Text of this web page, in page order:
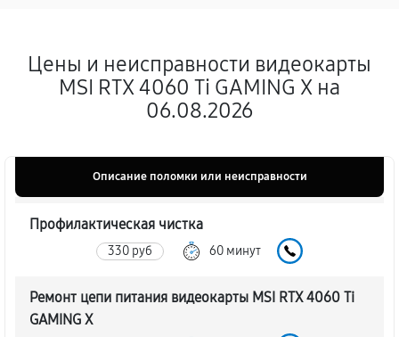
Цены и неисправности видеокарты
MSI RTX 4060 Ti GAMING X на
06.08.2026
Описание поломки или неисправности
Профилактическая чистка
330 руб 60 минут
Ремонт цепи питания видеокарты MSI RTX 4060 Ti
GAMING X